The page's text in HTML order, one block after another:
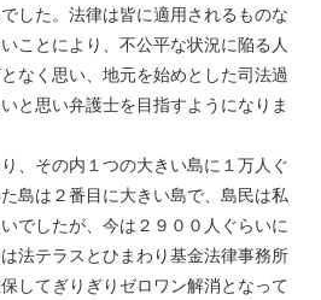
した。法律は皆に適用されるものな
ことにより、不公平な状況に陥る人
なく思い、地元を始めとした司法過
と思い弁護士を目指すようになりま
、その内１つの大きい島に１万人ぐ
島は２番目に大きい島で、島民は私
でしたが、今は２９００人ぐらいに
法テラスとひまわり基金法律事務所
してぎりぎりゼロワン解消となって